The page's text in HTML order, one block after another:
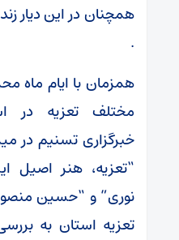
همچنان در این دیار
.
همزمان با ایام ماه
مختلف تعزیه در
خبرگزاری تسنیم در
“تعزیه، هنر اصیل
نوری” و “حسین
تعزیه استان به